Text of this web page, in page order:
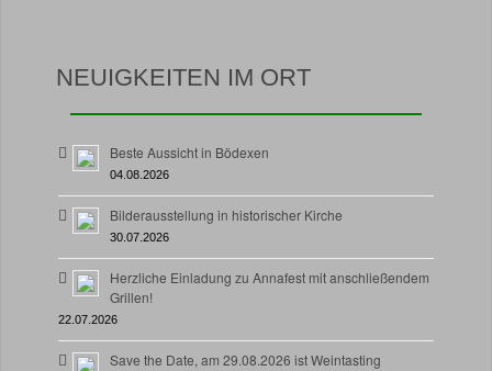
NEUIGKEITEN IM ORT
Beste Aussicht in Bödexen
04.08.2026
Bilderausstellung in historischer Kirche
30.07.2026
Herzliche Einladung zu Annafest mit anschließendem
Grillen!
22.07.2026
Save the Date, am 29.08.2026 ist Weintasting